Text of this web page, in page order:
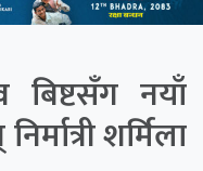
बिष्टसँग नयाँ
शर्मिला